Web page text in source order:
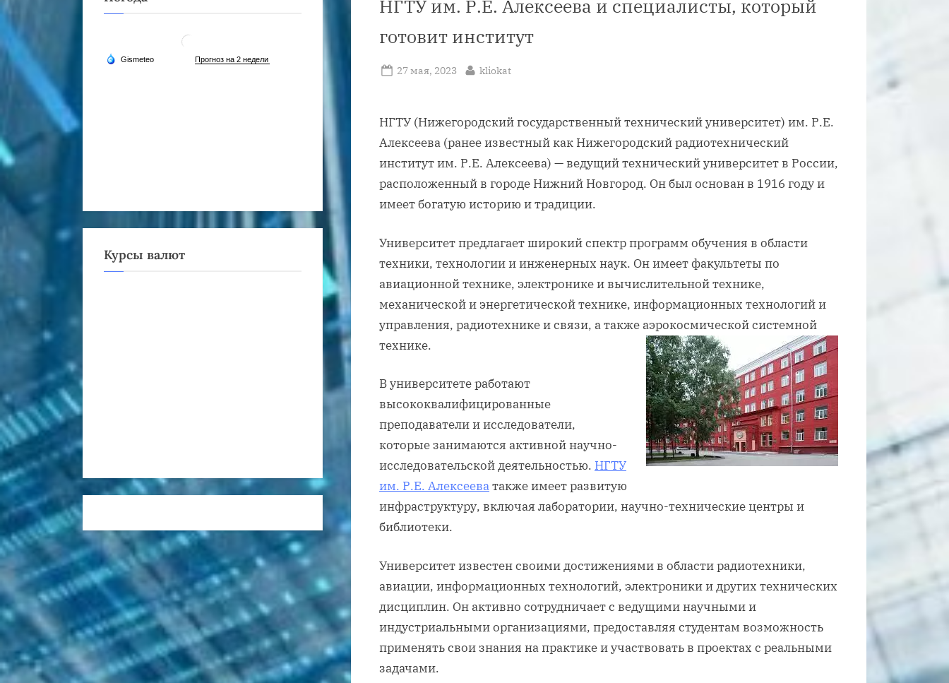
НГТУ им. Р.Е. Алексеева и специалисты, который
готовит институт
Posted
27 мая, 2023 By
kliokat
НГТУ (Нижегородский государственный технический университет) им. Р.Е.
Алексеева (ранее известный как Нижегородский радиотехнический
институт им. Р.Е. Алексеева) — ведущий технический университет в России,
расположенный в городе Нижний Новгород. Он был основан в 1916 году и
имеет богатую историю и традиции.
Университет предлагает широкий спектр программ обучения в области
техники, технологии и инженерных наук. Он имеет факультеты по
авиационной технике, электронике и вычислительной технике,
механической и энергетической технике, информационных технологий и
управления, радиотехнике и связи, а также аэрокосмической системной
технике.
В университете работают
высококвалифицированные
преподаватели и исследователи,
которые занимаются активной научно-
исследовательской деятельностью. НГТУ
им. Р.Е. Алексееватакже имеет развитую
инфраструктуру, включая лаборатории, научно-технические центры и
библиотеки.
Университет известен своими достижениями в области радиотехники,
авиации, информационных технологий, электроники и других технических
дисциплин. Он активно сотрудничает с ведущими научными и
индустриальными организациями, предоставляя студентам возможность
применять свои знания на практике и участвовать в проектах с реальными
задачами.
Курсы валют